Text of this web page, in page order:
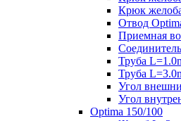
Крюк
Отвод
Приемная
Труба
Труба
Угол
Угол
Optima 150/100